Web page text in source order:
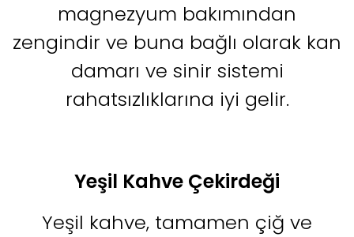
magnezyum bakımından
zengindir ve buna bağlı olarak kan
damarı ve sinir sistemi
rahatsızlıklarına iyi gelir.
Yeşil Kahve Çekirdeği
Yeşil kahve, tamamen çiğ ve